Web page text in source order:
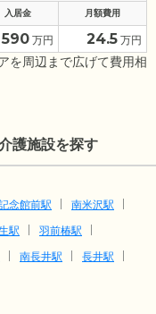
入居金 月額費用
590 万円 24.5 万円
を周辺まで広げて費用相
護施設を探す
念館前駅
南米沢駅
駅
羽前椿駅
南長井駅
長井駅